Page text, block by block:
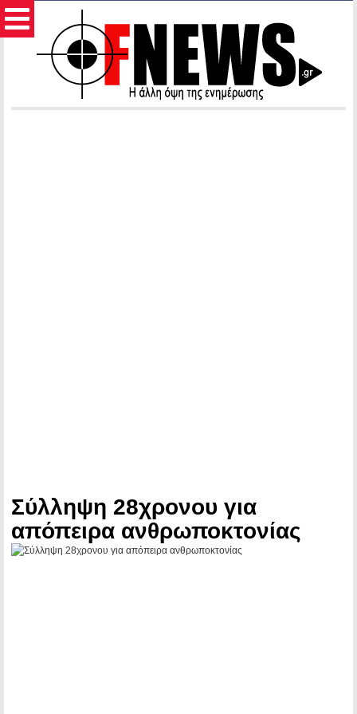
Σύλληψη 28χρονου για
απόπειρα ανθρωποκτονίας